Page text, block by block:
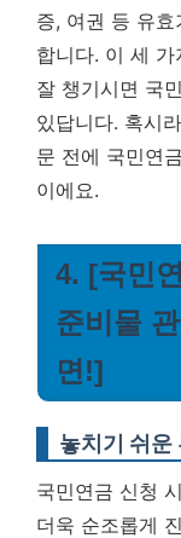
증, 여권 등 유
합니다. 이 세 가
잘 챙기시면 국
있답니다. 혹시
문 전에 국민연
이에요.
4. [국민
준비물
면!]
놓치기 쉬운
국민연금 신청
더욱 순조롭게